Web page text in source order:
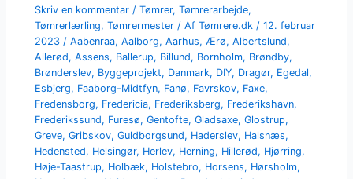
Skriv en kommentar /Tømrer,Tømrerarbejde,
Tømrerlærling,Tømrermester / AfTømrere.dk /12. februar
2023 /Aabenraa,Aalborg,Aarhus, Ærø,Albertslund,
Allerød,Assens, Ballerup, Billund, Bornholm, Brøndby,
Brønderslev, Byggeprojekt, Danmark, DIY, Dragør, Egedal,
Esbjerg, Faaborg-Midtfyn, Fanø, Favrskov, Faxe,
Fredensborg, Fredericia, Frederiksberg, Frederikshavn,
Frederikssund, Furesø,Gentofte,Gladsaxe,Glostrup,
Greve,Gribskov,Guldborgsund, Haderslev, Halsnæs,
Hedensted, Helsingør, Herlev, Herning, Hillerød, Hjørring,
Høje-Taastrup, Holbæk, Holstebro, Horsens, Hørsholm,